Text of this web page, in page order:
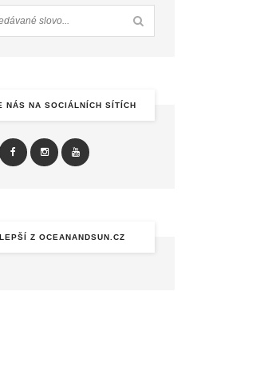
NÁS NA SOCIÁLNÍCH SÍTÍCH
Z OCEANANDSUN.CZ